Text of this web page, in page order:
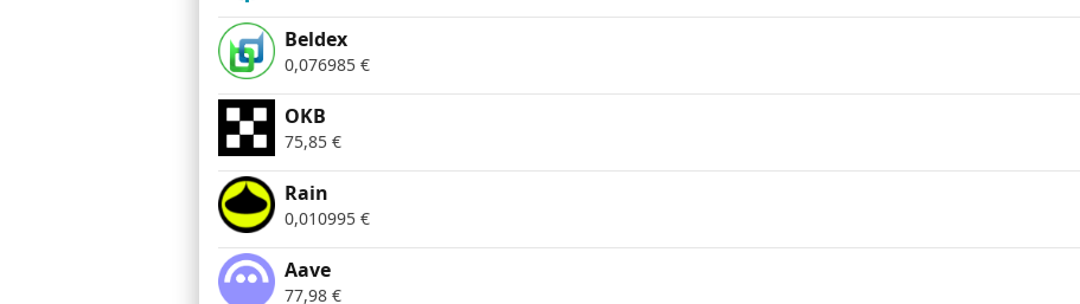
Beldex
0,076985 €
OKB
75,85 €
Rain
0,010995 €
Aave
77,98 €